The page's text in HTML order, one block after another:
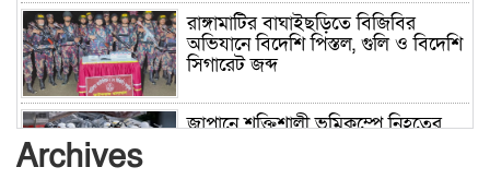
রাঙ্গামাটির বাঘাইছড়িতে বিজিবির
অভিযানে বিদেশি পিস্তল, গুলি ও বিদেশি
সিগারেট জব্দ
জাপানে শক্তিশালী ভূমিকম্পে নিহতের
Archives